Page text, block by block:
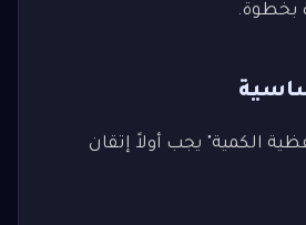
بخطوة.
الكمية" يجب أولاً إتقان